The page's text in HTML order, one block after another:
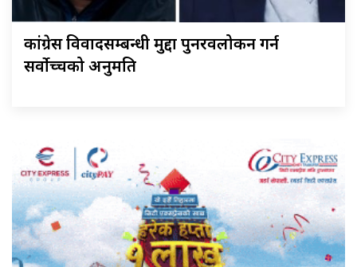
कांग्रेस विवादसम्बन्धी मुद्दा पुनरवलोकन गर्न
सर्वोच्चको अनुमति